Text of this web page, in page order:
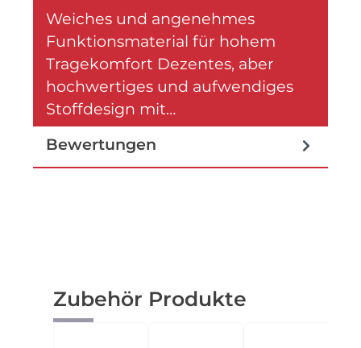
Weiches und angenehmes
Funktionsmaterial für hohem
Tragekomfort Dezentes, aber
hochwertiges und aufwendiges
Stoffdesign mit…
Bewertungen
Produktgalerie überspringen
Zubehör Produkte